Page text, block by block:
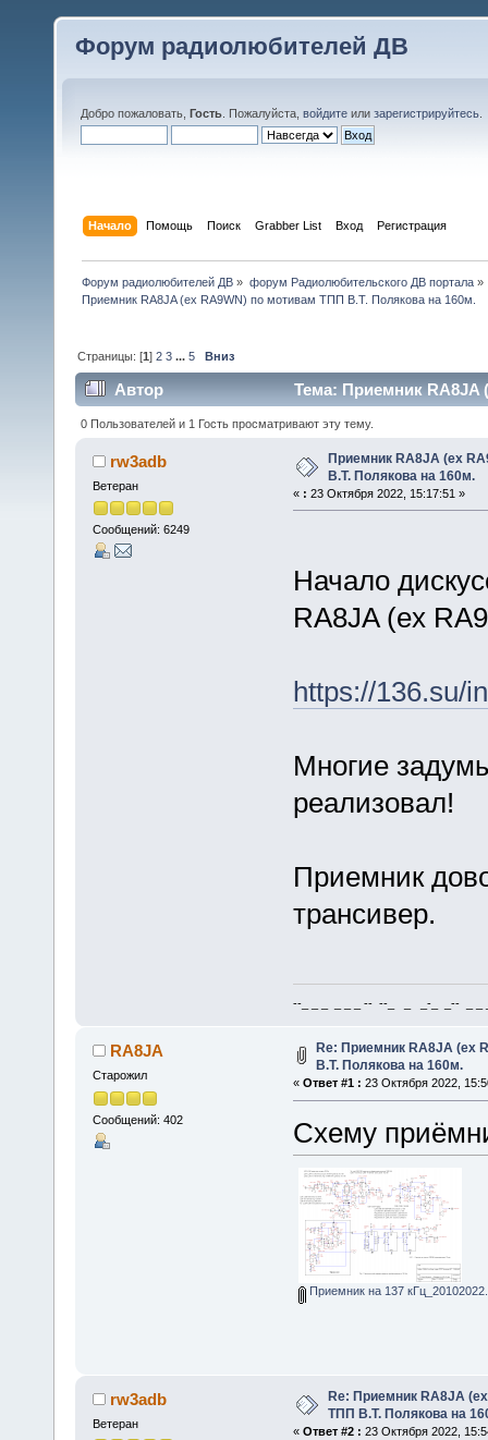
Форум радиолюбителей ДВ
Добро пожаловать, Гость . Пожалуйста, войдите или зарегистрируйтесь
Начало Помощь Поиск Grabber List Вход Регистрация
Форум радиолюбителей ДВ » форум Радиолюбительского ДВ портала»
Приемник RA8JA (ex RA9WN) по мотивам ТПП В.Т. Полякова на 160м.
Страницы: [1]2 3 ...5 Вниз
Автор
Тема: Приемник RA8JA
(Прочитано 61097 раз)
0 Пользователей и 1 Гость просматривают эту тему.
rw3adb
Ветеран
Сообщений: 6249
Приемник RA8JA (ex
В.Т. Полякова на 160м.
« : 23 Октября 2022, 15:17:51 »
Начало
RA8JA (ex
https://136.su/
Многие
реализовал!
Приемник
трансивер.
--_ _ _ _ _ _ -- --_ _ _-_ _-- _ _
RA8JA
Старожил
Сообщений: 402
Re: Приемник RA8JA (ex
В.Т. Полякова на 160м.
« Ответ #1 : 23 Октября 2022,
Схему
Приемник на 137
rw3adb
Ветеран
Re: Приемник RA8JA
ТПП В.Т. Полякова на
« Ответ #2 : 23 Октября 2022,